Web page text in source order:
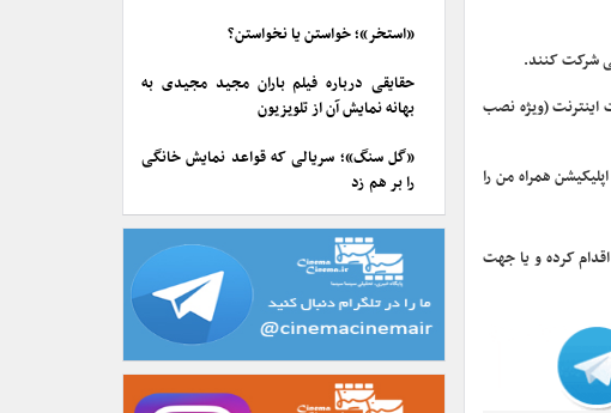
نصب نکرده‌اند نیز می‌توانند با نصب نسخه جدید این اپلیکیشن علاوه بر دریافت ۱۰ گیگابایت اینترنت (ویژه نصب
بین تمام افرادی که نسخه جدید اپلیکیشن همراه من را
کرده و یا جهت
«استخر»؛ خواستن یا نخواستن؟
حقایقی درباره فیلم باران مجید مجیدی به
بهانه نمایش آن از تلویزیون
«گل سنگ»؛ سریالی که قواعد نمایش خانگی
را بر هم زد